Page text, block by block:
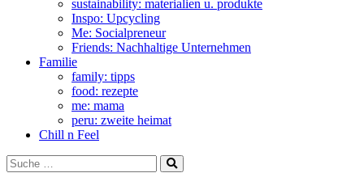
sustainability: materialien u. produkte
Inspo: Upcycling
Me: Socialpreneur
Friends: Nachhaltige Unternehmen
Familie
family: tipps
food: rezepte
me: mama
peru: zweite heimat
Chill n Feel